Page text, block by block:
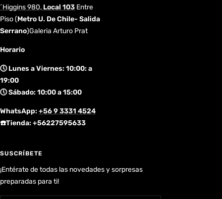
´Higgins 980, Local 103 Entre
Piso(Metro U. De Chile- Salida
Serrano)Galeria Arturo Prat
Horario
🕔 Lunes a Viernes: 10:00: a
19:00
🕔 Sábado: 10:00 a 15:00
WhatsApp:+56 9 3331 4524
☎️Tienda: +56227595633
SUSCRÍBETE
¡Entérate de todas las novedades y sorpresas
preparadas para ti!